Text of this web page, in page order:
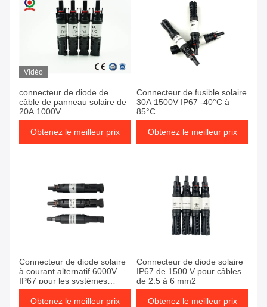
Vidéo
connecteur de diode de
câble de panneau solaire de
20A 1000V
Obtenez le meilleur prix
Connecteur de fusible solaire
30A 1500V IP67 -40°C à
85°C
Obtenez le meilleur prix
Connecteur de diode solaire
à courant alternatif 6000V
IP67 pour les systèmes
photovoltaïques
Obtenez le meilleur prix
Connecteur de diode solaire
IP67 de 1500 V pour câbles
de 2,5 à 6 mm2
Obtenez le meilleur prix